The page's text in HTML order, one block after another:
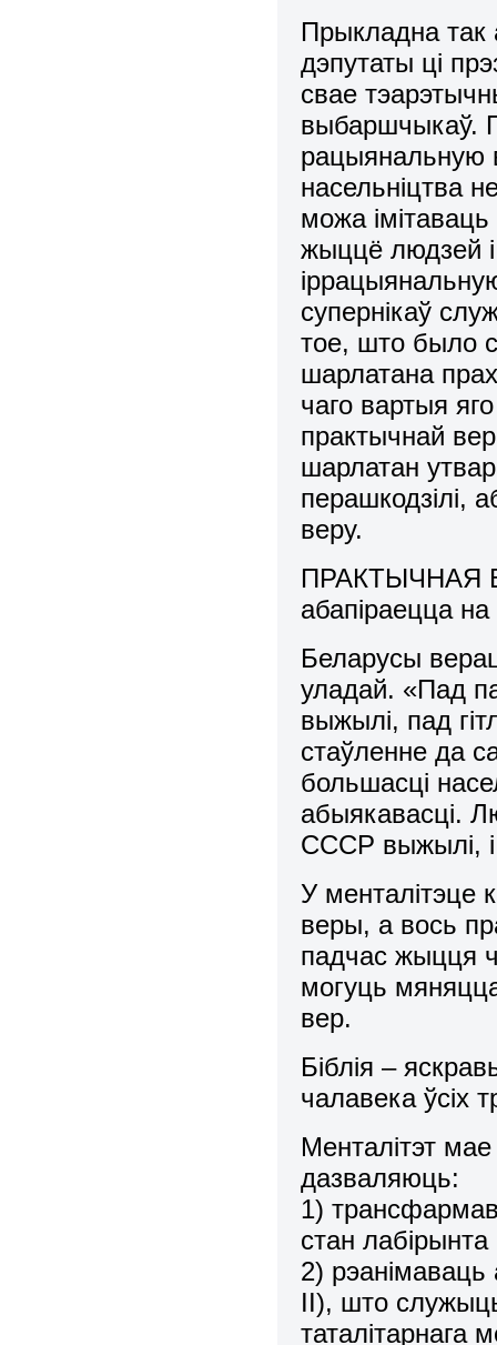
Прыкладна так
дэпутаты ці
свае
выбаршчыкаў.
рацыянальную
насельніцтва
можа
жыццё людзей
супернікаў
тое, што было
шарлатана
чаго вартыя
практычнай
шарлатан
перашкодзілі,
веру.
ПРАКТЫЧНАЯ
абапіраецца
Беларусы
уладай. «Пад
выжылі, пад
стаўленне да
большасці
абыякавасці.
СССР выжылі, і
У менталітэце
веры, а вось
падчас жыцця
могуць
вер.
Біблія –
чалавека ўсіх
Менталітэт мае
дазваляюць:
1)
стан лабірынта
2) рэанімаваць
ІІ), што
таталітарнага